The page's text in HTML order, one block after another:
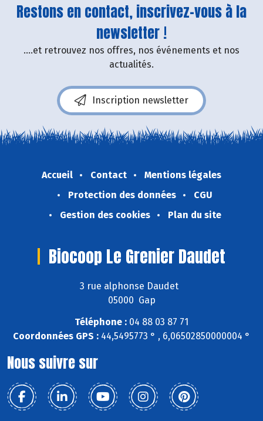
Restons en contact, inscrivez-vous à la
newsletter !
....et retrouvez nos offres, nos événements et nos
actualités.
Inscription newsletter
Accueil Contact
Mentions légales
Protection des données
CGU
Gestion des cookies
Plan du site
Biocoop Le Grenier Daudet
3 rue alphonse Daudet
05000 Gap
Téléphone : 04 88 03 87 71
Coordonnées GPS : 44,5495773 ° , 6,06502850000004 °
Nous suivre sur